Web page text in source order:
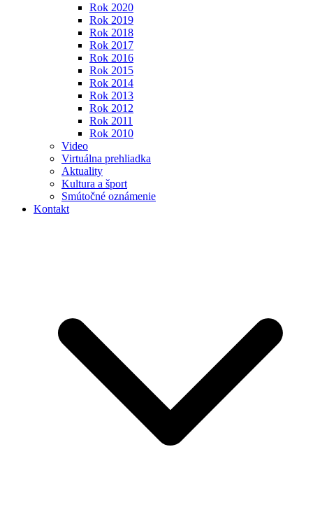
Rok 2020
Rok 2019
Rok 2018
Rok 2017
Rok 2016
Rok 2015
Rok 2014
Rok 2013
Rok 2012
Rok 2011
Rok 2010
Video
Virtuálna prehliadka
Aktuality
Kultura a šport
Smútočné oznámenie
Kontakt